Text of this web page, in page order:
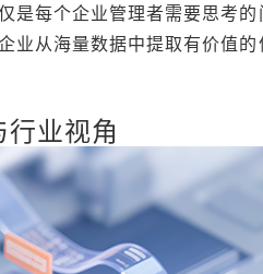
是每个企业管理者需要思考
业从海量数据中提取有价值
业视角